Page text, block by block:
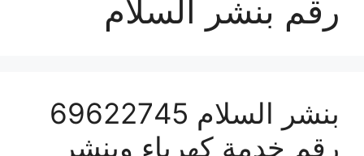
رقم بنشر السلام
بنشر السلام 69622745
رقم خدمة كهرباء وبنشر